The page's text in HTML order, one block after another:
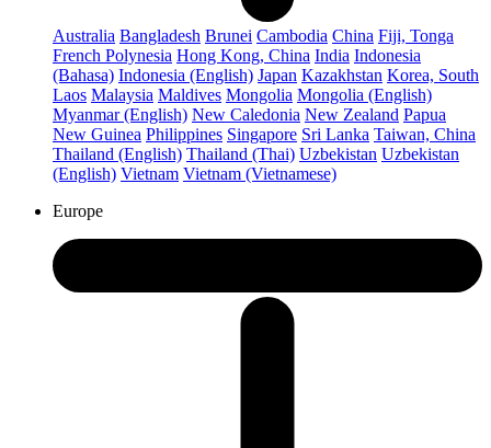
Australia Bangladesh Brunei Cambodia China Fiji, Tonga
French Polynesia Hong Kong, China India Indonesia
(Bahasa) Indonesia (English) Japan Kazakhstan Korea, South
Laos Malaysia Maldives Mongolia Mongolia (English)
Myanmar (English) New Caledonia New Zealand Papua
New Guinea Philippines Singapore Sri Lanka Taiwan, China
Thailand (English) Thailand (Thai) Uzbekistan Uzbekistan
(English) Vietnam Vietnam (Vietnamese)
Europe